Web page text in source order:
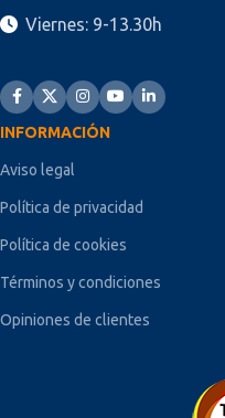
Viernes: 9-13.30h
INFORMACIÓN
Aviso legal
Política de privacidad
Política de cookies
Términos y condiciones
Opiniones de clientes